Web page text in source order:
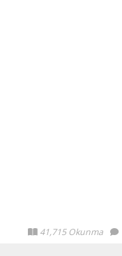
41,715 Okunma